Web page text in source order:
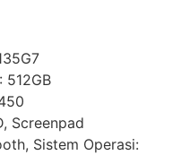
512GB
Screenpad
Sistem Operasi: